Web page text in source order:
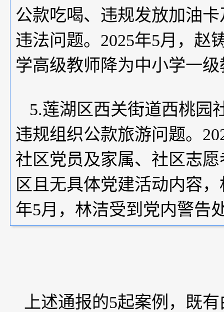
公款吃喝、违规发放加油
违法问题。2025年5月，赵
学高级教师降为中小学一
5.莲湖区西关街道西桃园
违规组织公款旅游问题。
社区党员及家属、社区志
区且无具体党建活动内容
年5月，林洁受到党内警告
上述通报的5起案例，既